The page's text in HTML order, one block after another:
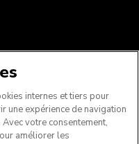
internes et tiers pour
une expérience de navigation
votre consentement,
améliorer les